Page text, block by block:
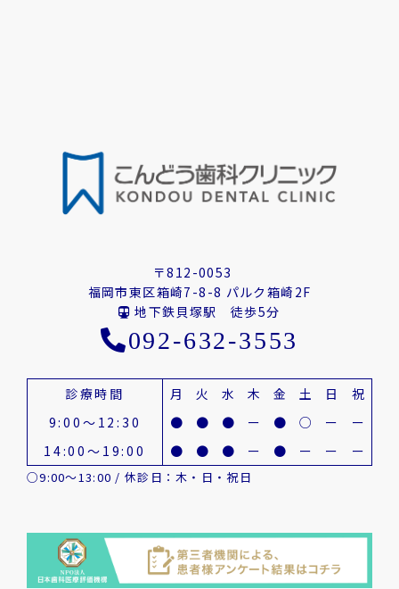
〒812-0053
福岡市東区箱崎7-8-8 パルク箱崎2F
地下鉄貝塚駅 徒歩5分
092-632-3553
診療時間 月 火 水 木 金 土 日
祝
9:00～12:30
● ● ● ー ● ○ ー
ー
14:00～19:00
● ● ● ー ● ー ー ー
○9:00～13:00 / 休診日：木・日・祝日